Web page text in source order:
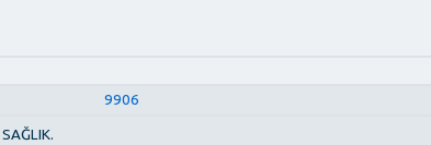
9906